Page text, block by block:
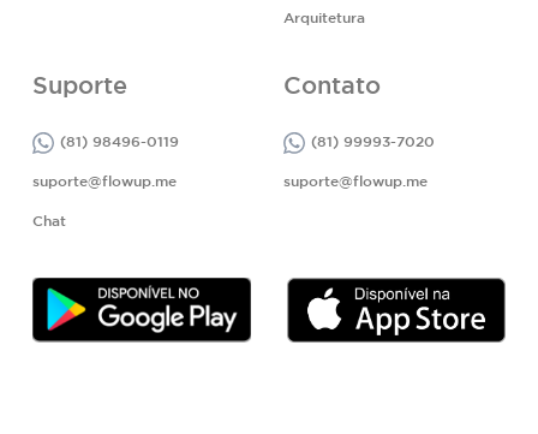
Arquitetura
Suporte
(81) 98496-0119
suporte@flowup.me
Chat
Contato
(81) 99993-7020
suporte@flowup.me